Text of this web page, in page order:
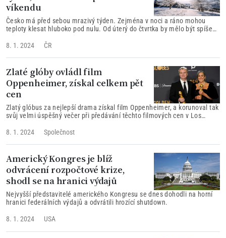
víkendu
Česko má před sebou mrazivý týden. Zejména v noci a ráno mohou
teploty klesat hluboko pod nulu. Od úterý do čtvrtka by mělo být spíše
8. 1. 2024
ČR
Zlaté glóby ovládl film
Oppenheimer, získal celkem pět
cen
Zlatý glóbus za nejlepší drama získal film Oppenheimer, a korunoval tak
svůj velmi úspěšný večer při předávání těchto filmových cen v Los
8. 1. 2024
Společnost
Americký Kongres je blíž
odvrácení rozpočtové krize,
shodl se na hranici výdajů
Nejvyšší představitelé amerického Kongresu se dnes dohodli na horní
hranici federálních výdajů a odvrátili hrozící shutdown.
8. 1. 2024 USA